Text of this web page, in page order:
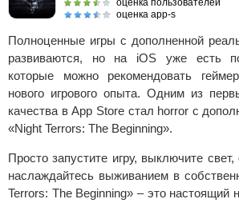
оценка пользователей
оценка app-s
Полноценные игры с дополненной
развиваются, но на iOS уже есть
которые можно рекомендовать
нового игрового опыта. Одним из
качества в App Store стал horror с
«Night Terrors: The Beginning».
Просто запустите игру, выключите
наслаждайтесь выживанием в
Terrors: The Beginning» – это настоящий